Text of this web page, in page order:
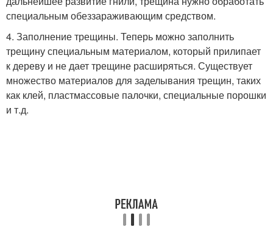
специальным обеззараживающим средством.
4. Заполнение трещины. Теперь можно заполнить
трещину специальным материалом, который прилипает
к дереву и не дает трещине расширяться. Существует
множество материалов для заделывания трещин, таких
как клей, пластмассовые палочки, специальные порошки
и т.д.